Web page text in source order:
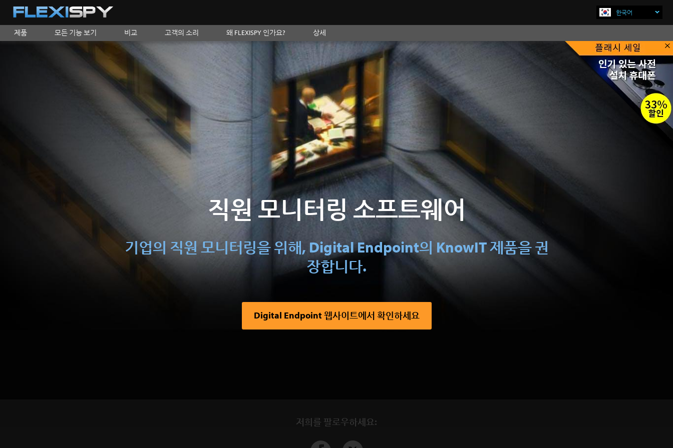
한국어
제품 모든 기능 보기 비교 고객의 소리 왜 FLEXISPY 인가요? 상세
×
직원 모니터링 소프트웨어
기업의 직원 모니터링을 위해, Digital Endpoint의 KnowIT 제품을 권
장합니다.
Digital Endpoint 웹사이트에서 확인하세요
저희를 팔로우하세요: